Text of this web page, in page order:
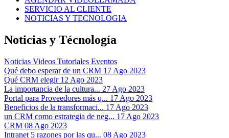
SERVICIO AL CLIENTE
NOTICIAS Y TECNOLOGIA
Noticias y Técnología
Noticias Videos Tutoriales Eventos
Qué debo esperar de un CRM 17 Ago 2023
Qué CRM elegir 12 Ago 2023
La importancia de la cultura... 27 Ago 2023
Portal para Proveedores más q... 17 Ago 2023
Beneficios de la transformaci... 17 Ago 2023
un CRM como estrategia de neg... 17 Ago 2023
CRM 08 Ago 2023
Intranet 5 razones por las qu... 08 Ago 2023